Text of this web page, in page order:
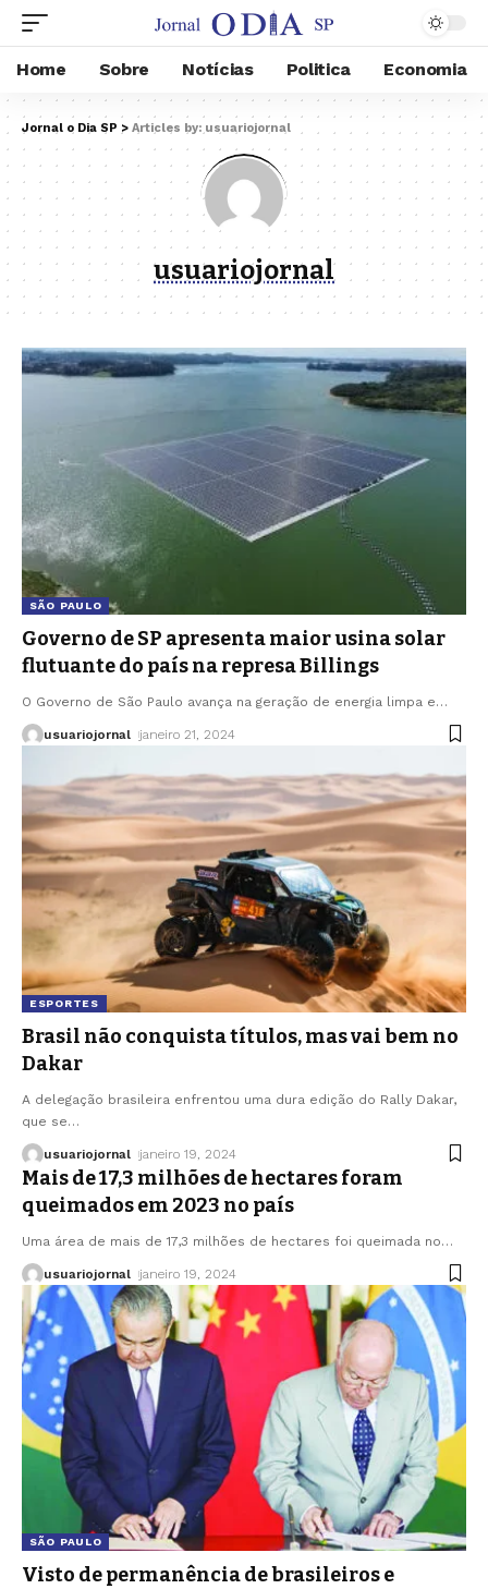
Home Sobre Notícias Politica Economia
Jornal o Dia SP > Articles by: usuariojornal
usuariojornal
SÃO PAULO
Governo de SP apresenta maior usina solar
flutuante do país na represa Billings
O Governo de São Paulo avança na geração de energia limpa e…
usuariojornal janeiro 21, 2024
ESPORTES
Brasil não conquista títulos, mas vai bem no
Dakar
A delegação brasileira enfrentou uma dura edição do Rally Dakar,
que se…
usuariojornal janeiro 19, 2024
Mais de 17,3 milhões de hectares foram
queimados em 2023 no país
Uma área de mais de 17,3 milhões de hectares foi queimada no…
usuariojornal janeiro 19, 2024
SÃO PAULO
Visto de permanência de brasileiros e